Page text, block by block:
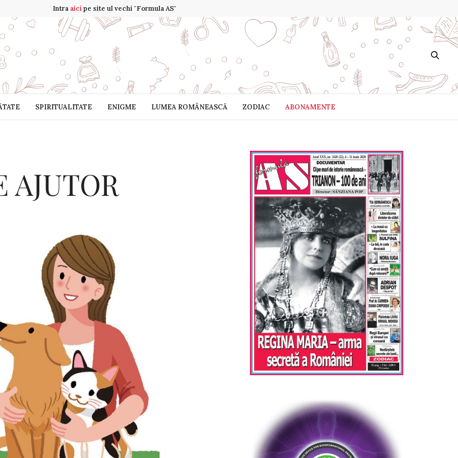
Intra aicipe site ul vechi "Formula AS"
SPIRITUALITATE ENIGME LUMEA ROMÂNEASCĂ ZODIAC ABONAMENTE
AJUTOR